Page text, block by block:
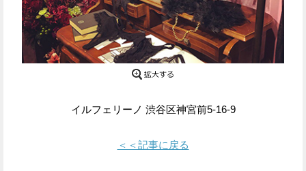
で
シ
ェ
す
で
シ
ェ
す
イルフェリーノ 渋谷区神宮前5-16-9
＜＜記事に戻る